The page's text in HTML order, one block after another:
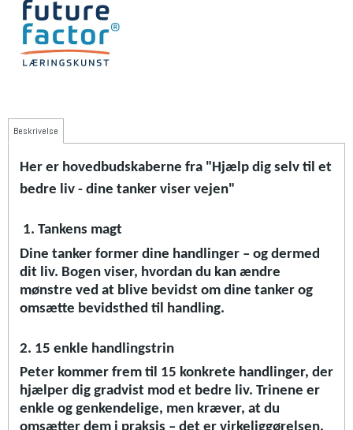
Beskrivelse
Her er hovedbudskaberne fra "Hjælp dig selv til et
bedre liv - dine tanker viser vejen"
1. Tankens magt
Dine tanker former dine handlinger – og dermed
dit liv. Bogen viser, hvordan du kan ændre
mønstre ved at blive bevidst om dine tanker og
omsætte bevidsthed til handling.
2. 15 enkle handlingstrin
Peter kommer frem til 15 konkrete handlinger, der
hjælper dig gradvist mod et bedre liv. Trinene er
enkle og genkendelige, men kræver, at du